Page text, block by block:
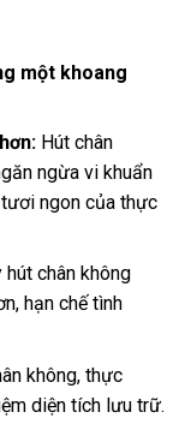
một khoang
Hút chân
ngừa vi khuẩn
ngon của thực
chân không
hạn chế tình
không, thực
diện tích lưu trữ.